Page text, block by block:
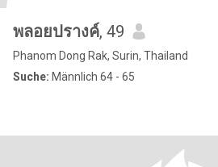
พลอยปรางค์, 49
Phanom Dong Rak, Surin, Thailand
Suche: Männlich 64 - 65